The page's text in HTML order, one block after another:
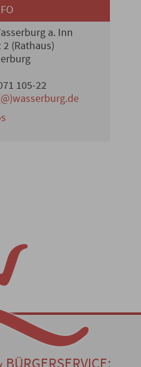
a. Inn
(Rathaus)
105-22
BÜRGERSERVICE: